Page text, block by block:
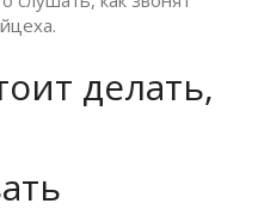
делать,